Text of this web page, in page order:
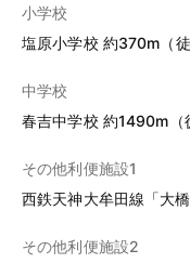
小学校
塩原小学校 約370m（徒
中学校
春吉中学校 約1490m（
その他利便施設1
西鉄天神大牟田線「大
その他利便施設2